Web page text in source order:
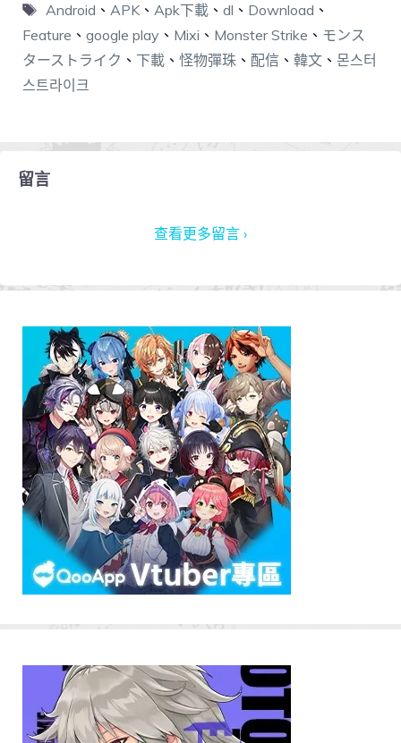
Android 、 APK、 Apk下載、 dl 、 Download 、
Feature 、 google play 、 Mixi 、 Monster Strike 、 モンス
ターストライク 、 下載 、 怪物彈珠 、 配信 、 韓文 、 몬스터
스트라이크
留言
查看更多留言 ›